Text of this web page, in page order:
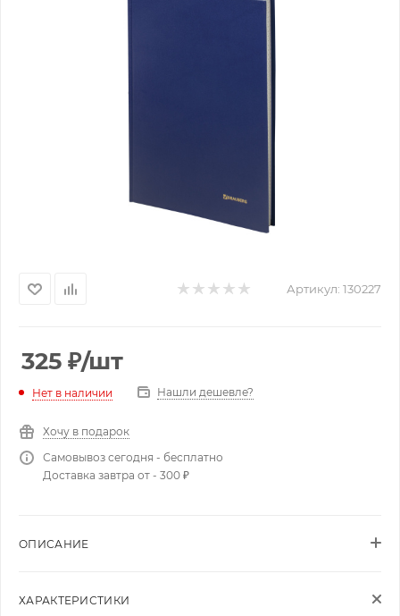
Артикул: 130227
325 ₽/шт
Нет в наличии Нашли дешевле?
Хочу в подарок
Самовывоз сегодня - бесплатно
Доставка завтра от - 300 ₽
ОПИСАНИЕ
ХАРАКТЕРИСТИКИ